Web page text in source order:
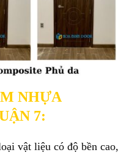
NHỰA
7:
vật liệu có độ bền cao,